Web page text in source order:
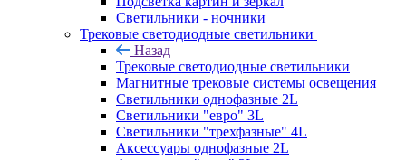
Светильники - ночники
Трековые светодиодные светильники
Назад
Трековые светодиодные светильники
Магнитные трековые системы освещения
Светильники однофазные 2L
Светильники "евро" 3L
Светильники "трехфазные" 4L
Аксессуары однофазные 2L